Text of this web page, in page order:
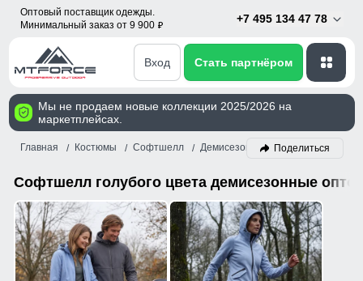
Оптовый поставщик одежды.
Минимальный заказ от 9 900 p
+7 495 134 47 78
Вход Стать партнёром
Мы не продаем новые коллекции 2025/2026 на
маркетплейсах.
Главная Костюмы Софтшелл Демисезон Голубой
Поделиться
Софтшелл голубого цвета демисезонные